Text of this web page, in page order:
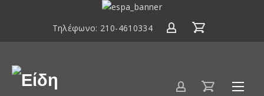
ΕΣΠΑ
2020
Τηλέφωνο: 210-4610334
Είδη